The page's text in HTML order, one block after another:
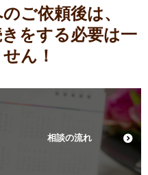
ご依頼後は、
をする必要は一
ん！
相談の流れ